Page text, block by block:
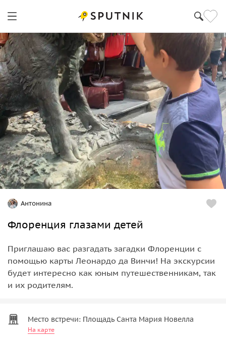
Антонина
Флоренция глазами детей
Приглашаю вас разгадать загадки Флоренции с
помощью карты Леонардо да Винчи! На экскурсии
будет интересно как юным путешественникам, так
и их родителям.
Место встречи: Площадь Санта Мария Новелла
На карте